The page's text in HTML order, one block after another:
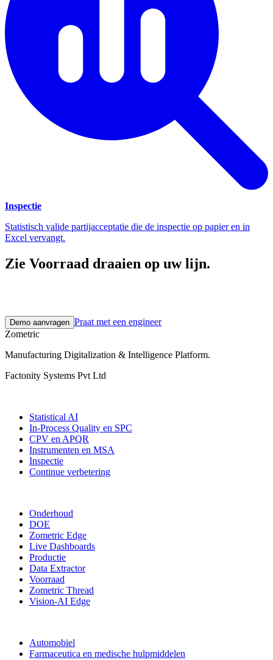
Inspectie
Statistisch valide partijacceptatie die de inspectie op papier en in
Excel vervangt.
Zie Voorraad draaien op uw lijn.
Demo aanvragen Praat met een engineer
Zometric
Manufacturing Digitalization & Intelligence Platform.
Factonity Systems Pvt Ltd
Statistical AI
In-Process Quality en SPC
CPV en APQR
Instrumenten en MSA
Inspectie
Continue verbetering
Onderhoud
DOE
Zometric Edge
Live Dashboards
Productie
Data Extractor
Voorraad
Zometric Thread
Vision-AI Edge
Automobiel
Farmaceutica en medische hulpmiddelen